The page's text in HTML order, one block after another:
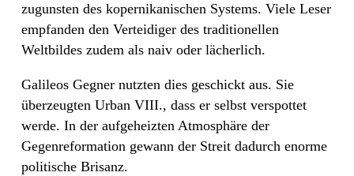
zugunsten des kopernikanischen Systems. Viele Leser
empfanden den Verteidiger des traditionellen
Weltbildes zudem als naiv oder lächerlich.
Galileos Gegner nutzten dies geschickt aus. Sie
überzeugten Urban VIII., dass er selbst verspottet
werde. In der aufgeheizten Atmosphäre der
Gegenreformation gewann der Streit dadurch enorme
politische Brisanz.